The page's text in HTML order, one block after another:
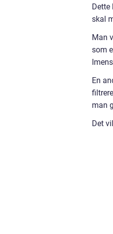
skal
Man
som
En
man
Det